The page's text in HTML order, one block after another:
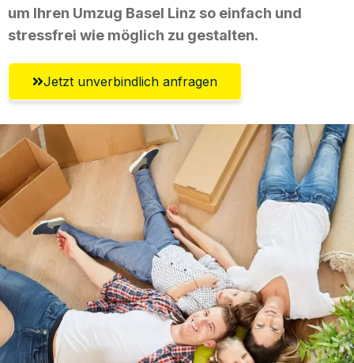
um Ihren Umzug Basel Linz so einfach und
stressfrei wie möglich zu gestalten.
Jetzt unverbindlich anfragen